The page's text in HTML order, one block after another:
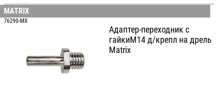
УБ.
MATRIX
76290-MX
Адаптер-переходник с
гайкиМ14 д/крепл на дрель
Matrix